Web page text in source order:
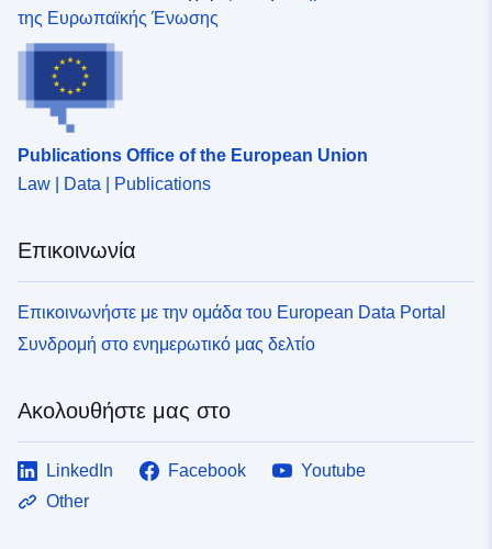
της Ευρωπαϊκής Ένωσης
Publications Office of the European Union
Law | Data | Publications
Επικοινωνία
Επικοινωνήστε με την ομάδα του European Data Portal
Συνδρομή στο ενημερωτικό μας δελτίο
Ακολουθήστε μας στο
LinkedIn Facebook
Youtube
Other